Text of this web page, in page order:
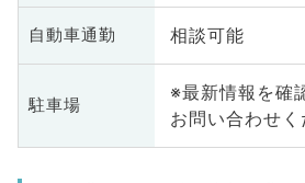
自動車通勤 相談可能
駐車場
※最新情報を確
お問い合わせく